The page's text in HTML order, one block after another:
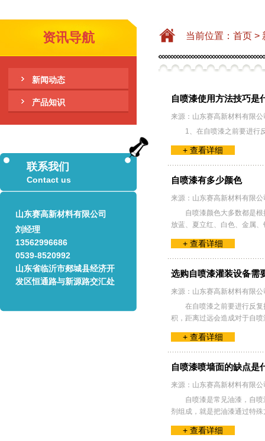
资讯导航
新闻动态
产品知识
联系我们
Contact us
山东赛高新材料有限公司
刘经理
13562996686
0539-8520992
山东省临沂市郯城县经济开
发区恒通路与新源路交汇处
当前位置： 首页 >
自喷漆使用方法技巧是
来源：山东赛高新材料有限
1、在自喷漆之前要进行
+ 查看详细
自喷漆有多少颜色
来源：山东赛高新材料有限
自喷漆颜色大多数都是
放蓝、夏立红、白色、金属
+ 查看详细
选购自喷漆灌装设备需
来源：山东赛高新材料有限
在自喷漆之前要进行反
积，距离过远会造成对于自
+ 查看详细
自喷漆喷墙面的缺点是
来源：山东赛高新材料有限
自喷漆是常见油漆，自
剂组成，就是把油漆通过特
+ 查看详细